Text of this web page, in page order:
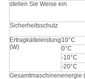
stellen Sie Weise ein
Sicherheitsschutz
Ertragkälteleistung
(W)
10°C
0°C
-10°C
-20°C
Gesamtmaschinenenergie